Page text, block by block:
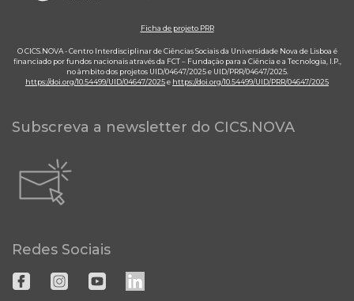
Ficha de projeto PRR
O CICS.NOVA - Centro Interdisciplinar de Ciências Sociais da Universidade Nova de Lisboa é
financiado por fundos nacionais através da FCT – Fundação para a Ciência e a Tecnologia, I.P.,
no âmbito dos projetos UID/04647/2025 e UID/PRR/04647/2025.
https://doi.org/10.54499/UID/04647/2025e https://doi.org/10.54499/UID/PRR/04647/2025
Subscreva a newsletter do CICS.NOVA
Redes Sociais